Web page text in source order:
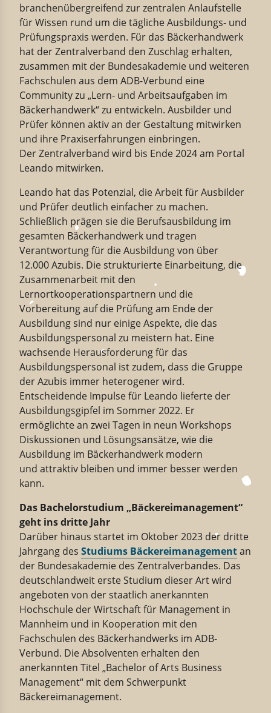
branchenübergreifend zur zentralen Anlaufstelle
für Wissen rund um die tägliche Ausbildungs‐ und
Prüfungspraxis werden. Für das Bäckerhandwerk
hat der Zentralverband den Zuschlag erhalten,
zusammen mit der Bundesakademie und weiteren
Fachschulen aus dem ADB-Verbund eine
Community zu „Lern‐ und Arbeitsaufgaben im
Bäckerhandwerk“ zu entwickeln. Ausbilder und
Prüfer können aktiv an der Gestaltung mitwirken
und ihre Praxiserfahrungen einbringen.
Der Zentralverband wird bis Ende 2024 am Portal
Leando mitwirken.
Leando hat das Potenzial, die Arbeit für Ausbilder
und Prüfer deutlich einfacher zu machen.
Schließlich prägen sie die Berufsausbildung im
gesamten Bäckerhandwerk und tragen
Verantwortung für die Ausbildung von über
12.000 Azubis. Die strukturierte Einarbeitung, die
Zusammenarbeit mit den
Lernortkooperationspartnern und die
Vorbereitung auf die Prüfung am Ende der
Ausbildung sind nur einige Aspekte, die das
Ausbildungspersonal zu meistern hat. Eine
wachsende Herausforderung für das
Ausbildungspersonal ist zudem, dass die Gruppe
der Azubis immer heterogener wird.
Entscheidende Impulse für Leando lieferte der
Ausbildungsgipfel im Sommer 2022. Er
ermöglichte an zwei Tagen in neun Workshops
Diskussionen und Lösungsansätze, wie die
Ausbildung im Bäckerhandwerk modern
und attraktiv bleiben und immer besser werden
kann.
Das Bachelorstudium „Bäckereimanagement“
geht ins dritte Jahr
Darüber hinaus startet im Oktober 2023 der dritte
Jahrgang des Studiums Bäckereimanagementan
der Bundesakademie des Zentralverbandes. Das
deutschlandweit erste Studium dieser Art wird
angeboten von der staatlich anerkannten
Hochschule der Wirtschaft für Management in
Mannheim und in Kooperation mit den
Fachschulen des Bäckerhandwerks im ADB-
Verbund. Die Absolventen erhalten den
anerkannten Titel „Bachelor of Arts Business
Management“ mit dem Schwerpunkt
Bäckereimanagement.